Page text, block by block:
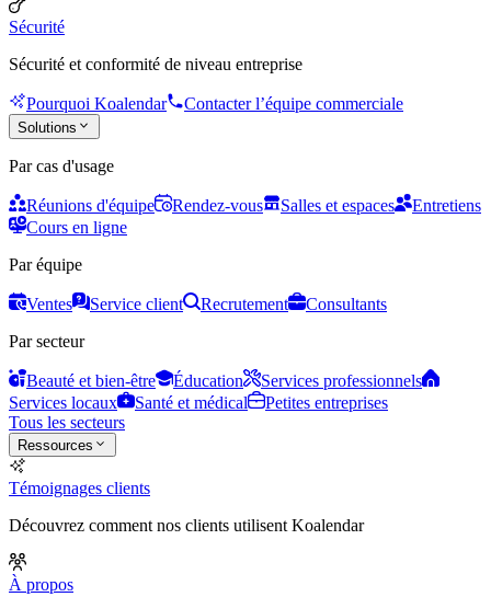
Sécurité
Sécurité et conformité de niveau entreprise
Pourquoi Koalendar Contacter l’équipe commerciale
Solutions
Par cas d'usage
Réunions d'équipe Rendez-vous Salles et espaces
Entretiens
Cours en ligne
Par équipe
Ventes Service client Recrutement
Consultants
Par secteur
Beauté et bien-être Éducation
Services professionnels
Services locaux
Santé et médical
Petites entreprises
Tous les secteurs
Ressources
Témoignages clients
Découvrez comment nos clients utilisent Koalendar
À propos